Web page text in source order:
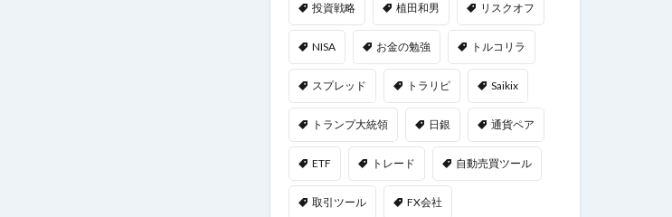
投資戦略 植田和男 リスクオフ
NISA お金の勉強 トルコリラ
スプレッド トラリピ Saikix
トランプ大統領 日銀 通貨ペア
ETF トレード 自動売買ツール
取引ツール FX会社